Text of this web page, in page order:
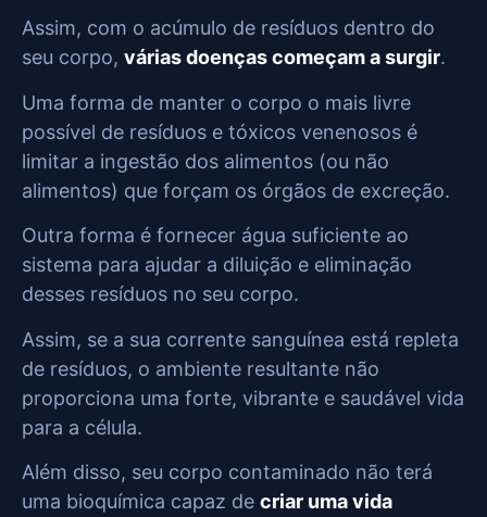
Assim, com o acúmulo de resíduos dentro do
seu corpo, várias doenças começam a surgir.
Uma forma de manter o corpo o mais livre
possível de resíduos e tóxicos venenosos é
limitar a ingestão dos alimentos (ou não
alimentos) que forçam os órgãos de excreção.
Outra forma é fornecer água suficiente ao
sistema para ajudar a diluição e eliminação
desses resíduos no seu corpo.
Assim, se a sua corrente sanguínea está repleta
de resíduos, o ambiente resultante não
proporciona uma forte, vibrante e saudável vida
para a célula.
Além disso, seu corpo contaminado não terá
uma bioquímica capaz de criar uma vida